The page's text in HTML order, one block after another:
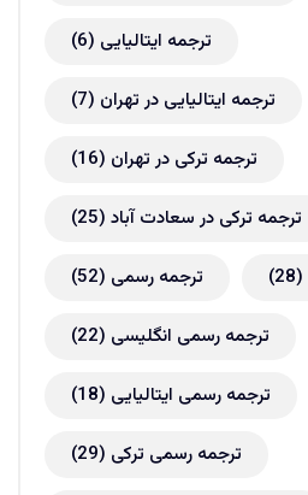
ترجمه ایتالیایی (6)
ترجمه ایتالیایی در تهران (7)
ترجمه ترکی در تهران (16)
ترجمه ترکی در سعادت آباد (25)
ترجمه رسمی (52) (28)
ترجمه رسمی انگلیسی (22)
ترجمه رسمی ایتالیایی (18)
ترجمه رسمی ترکی (29)